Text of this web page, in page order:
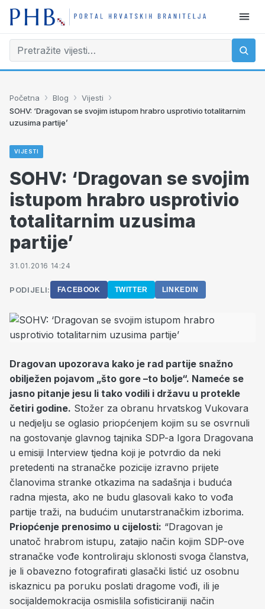
Početna › Blog › Vijesti ›
SOHV: ‘Dragovan se svojim istupom hrabro usprotivio totalitarnim
uzusima partije’
VIJESTI
SOHV: ‘Dragovan se svojim
istupom hrabro usprotivio
totalitarnim uzusima
partije’
31.01.2016 14:24
PODIJELI: FACEBOOK TWITTER LINKEDIN
Dragovan upozorava kako je rad partije snažno
obilježen pojavom „što gore –to bolje“. Nameće se
jasno pitanje jesu li tako vodili i državu u protekle
četiri godine. Stožer za obranu hrvatskog Vukovara
u nedjelju se oglasio priopćenjem kojim su se osvrnuli
na gostovanje glavnog tajnika SDP-a Igora Dragovana
u emisiji Interview tjedna koji je potvrdio da neki
pretedenti na stranačke pozicije izravno prijete
članovima stranke otkazima na sadašnja i buduća
radna mjesta, ako ne budu glasovali kako to vođa
partije traži, na budućim unutarstranačkim izborima.
Priopćenje prenosimo u cijelosti: “Dragovan je
unatoč hrabrom istupu, zatajio način kojim SDP-ove
stranačke vođe kontroliraju sklonosti svoga članstva,
je li obavezno fotografirati glasački listić uz osobnu
iskaznicu pa poruku poslati dragome vođi, ili je
socijaldemokracija osmislila sofisticiraniji način